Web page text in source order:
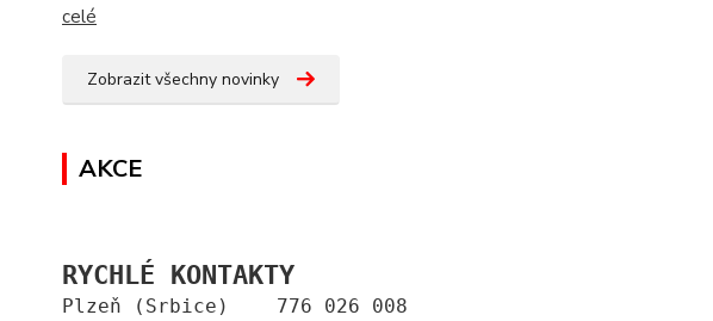
celé
Zobrazit všechny novinky
AKCE
RYCHLÉ KONTAKTY
Plzeň (Srbice)    776 026 008